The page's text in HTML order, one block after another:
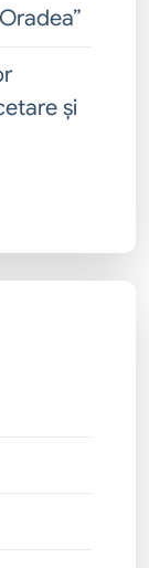
și